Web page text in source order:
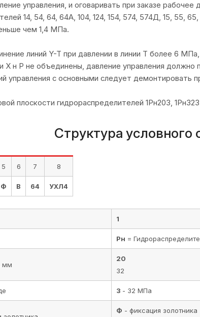
управления, и оговаривать при заказе
14, 54, 64, 64А, 104, 124, 154, 574, 574Д, 15, 55,
чем 1,4 МПа.
линий Y-T при давлении в линии Т более 6
X н Р не объединены, давление управления
управления с основными следует демонтировать
плоскости гидрораспределителей 1Рн203,
Структура условного
5 6 7 8
Ф В 64 УХЛ4
1
Рн =
мм
20
32
3 - 32 МПа
Ф - фиксация золотника